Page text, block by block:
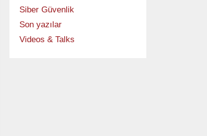
Siber Güvenlik
Son yazılar
Videos & Talks